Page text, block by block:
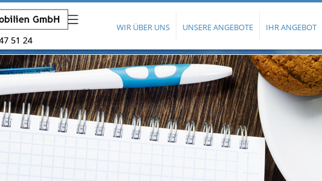
WIR ÜBER UNS UNSERE ANGEBOTE IHR ANGEBOT